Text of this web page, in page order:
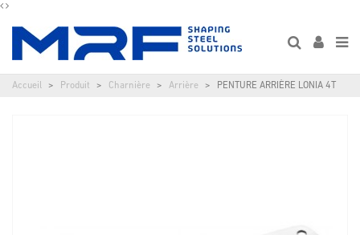
Accueil Produit Charnière Arrière PENTURE ARRIÈRE LONIA 4T